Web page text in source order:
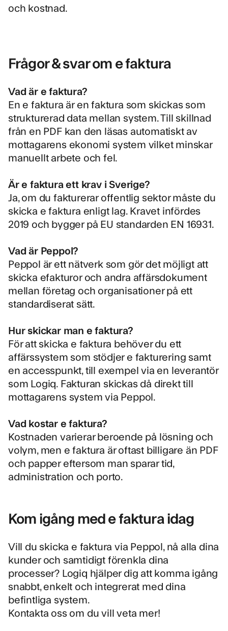
och kostnad.
Frågor & svar om e faktura
Vad är e faktura?
En e faktura är en faktura som skickas som
strukturerad data mellan system. Till skillnad
från en PDF kan den läsas automatiskt av
mottagarens ekonomi system vilket minskar
manuellt arbete och fel.
Är e faktura ett krav i Sverige?
Ja, om du fakturerar offentlig sektor måste du
skicka e faktura enligt lag. Kravet infördes
2019 och bygger på EU standarden EN 16931.
Vad är Peppol?
Peppol är ett nätverk som gör det möjligt att
skicka efakturor och andra affärsdokument
mellan företag och organisationer på ett
standardiserat sätt.
Hur skickar man e faktura?
För att skicka e faktura behöver du ett
affärssystem som stödjer e fakturering samt
en accesspunkt, till exempel via en leverantör
som Logiq. Fakturan skickas då direkt till
mottagarens system via Peppol.
Vad kostar e faktura?
Kostnaden varierar beroende på lösning och
volym, men e faktura är oftast billigare än PDF
och papper eftersom man sparar tid,
administration och porto.
Kom igång med e faktura idag
Vill du skicka e faktura via Peppol, nå alla dina
kunder och samtidigt förenkla dina
processer? Logiq hjälper dig att komma igång
snabbt, enkelt och integrerat med dina
befintliga system.
Kontakta oss om du vill veta mer!